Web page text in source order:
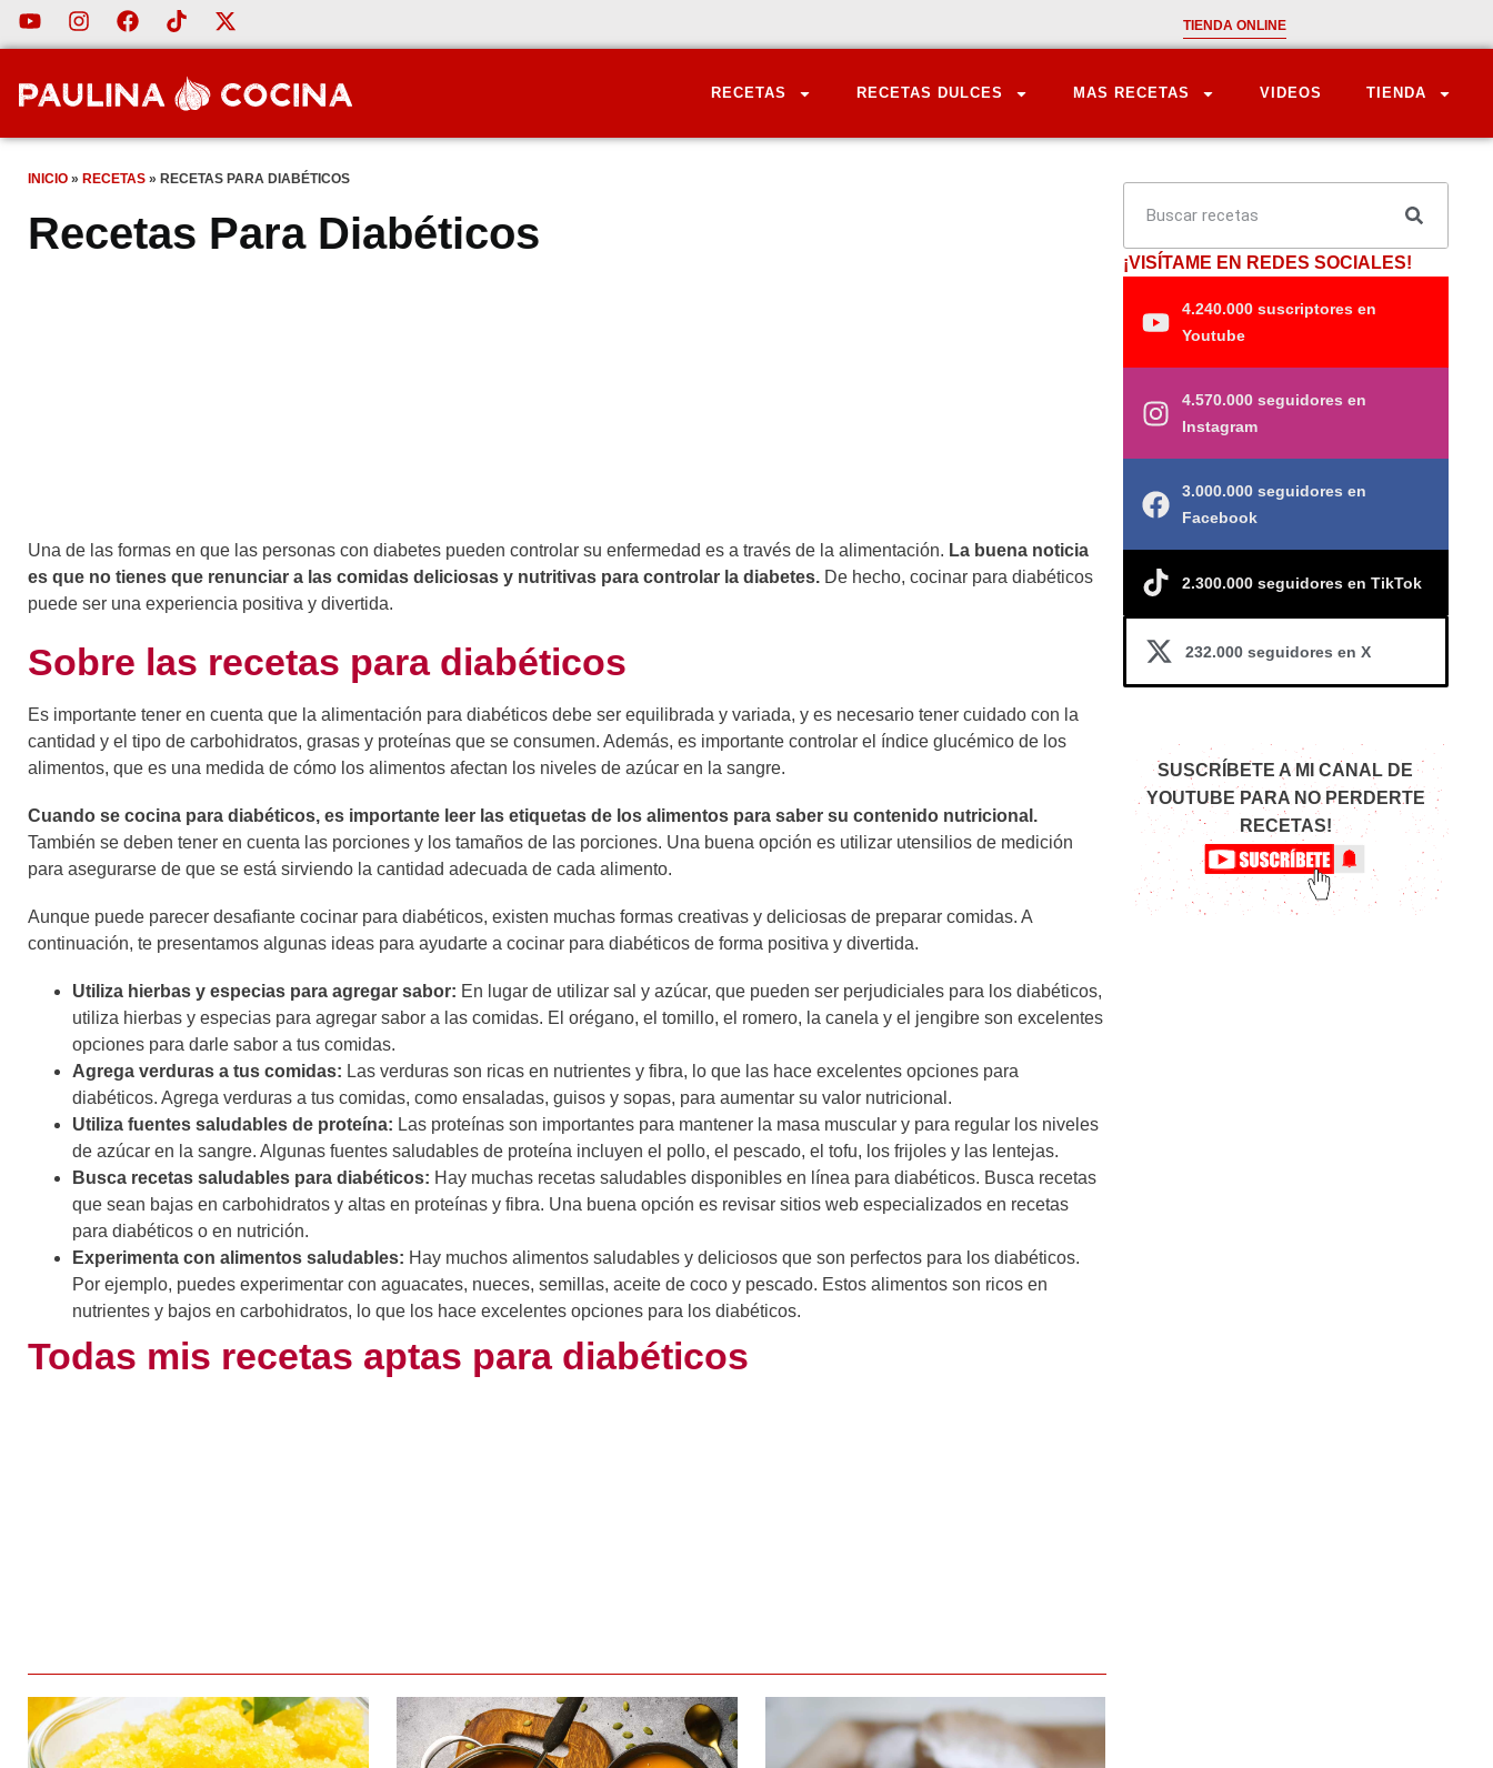
TIENDA ONLINE
RECETAS RECETAS DULCES MAS RECETAS VIDEOS TIENDA
INICIO » RECETAS » RECETAS PARA DIABÉTICOS
Recetas Para Diabéticos
Una de las formas en que las personas con diabetes pueden controlar su enfermedad es a través de la alimentación. La buena noticia
es que no tienes que renunciar a las comidas deliciosas y nutritivas para controlar la diabetes. De hecho, cocinar para diabéticos
puede ser una experiencia positiva y divertida.
Sobre las recetas para diabéticos
Es importante tener en cuenta que la alimentación para diabéticos debe ser equilibrada y variada, y es necesario tener cuidado con la
cantidad y el tipo de carbohidratos, grasas y proteínas que se consumen. Además, es importante controlar el índice glucémico de los
alimentos, que es una medida de cómo los alimentos afectan los niveles de azúcar en la sangre.
Cuando se cocina para diabéticos, es importante leer las etiquetas de los alimentos para saber su contenido nutricional.
También se deben tener en cuenta las porciones y los tamaños de las porciones. Una buena opción es utilizar utensilios de medición
para asegurarse de que se está sirviendo la cantidad adecuada de cada alimento.
Aunque puede parecer desafiante cocinar para diabéticos, existen muchas formas creativas y deliciosas de preparar comidas. A
continuación, te presentamos algunas ideas para ayudarte a cocinar para diabéticos de forma positiva y divertida.
Utiliza hierbas y especias para agregar sabor: En lugar de utilizar sal y azúcar, que pueden ser perjudiciales para los diabéticos,
utiliza hierbas y especias para agregar sabor a las comidas. El orégano, el tomillo, el romero, la canela y el jengibre son excelentes
opciones para darle sabor a tus comidas.
Agrega verduras a tus comidas: Las verduras son ricas en nutrientes y fibra, lo que las hace excelentes opciones para
diabéticos. Agrega verduras a tus comidas, como ensaladas, guisos y sopas, para aumentar su valor nutricional.
Utiliza fuentes saludables de proteína: Las proteínas son importantes para mantener la masa muscular y para regular los niveles
de azúcar en la sangre. Algunas fuentes saludables de proteína incluyen el pollo, el pescado, el tofu, los frijoles y las lentejas.
Busca recetas saludables para diabéticos: Hay muchas recetas saludables disponibles en línea para diabéticos. Busca recetas
que sean bajas en carbohidratos y altas en proteínas y fibra. Una buena opción es revisar sitios web especializados en recetas
para diabéticos o en nutrición.
Experimenta con alimentos saludables: Hay muchos alimentos saludables y deliciosos que son perfectos para los diabéticos.
Por ejemplo, puedes experimentar con aguacates, nueces, semillas, aceite de coco y pescado. Estos alimentos son ricos en
nutrientes y bajos en carbohidratos, lo que los hace excelentes opciones para los diabéticos.
Todas mis recetas aptas para diabéticos
¡VISÍTAME EN REDES SOCIALES!
4.240.000 suscriptores en
Youtube
4.570.000 seguidores en
Instagram
3.000.000 seguidores en
Facebook
2.300.000 seguidores en TikTok
232.000 seguidores en X
SUSCRÍBETE A MI CANAL DE
YOUTUBE PARA NO PERDERTE
RECETAS!